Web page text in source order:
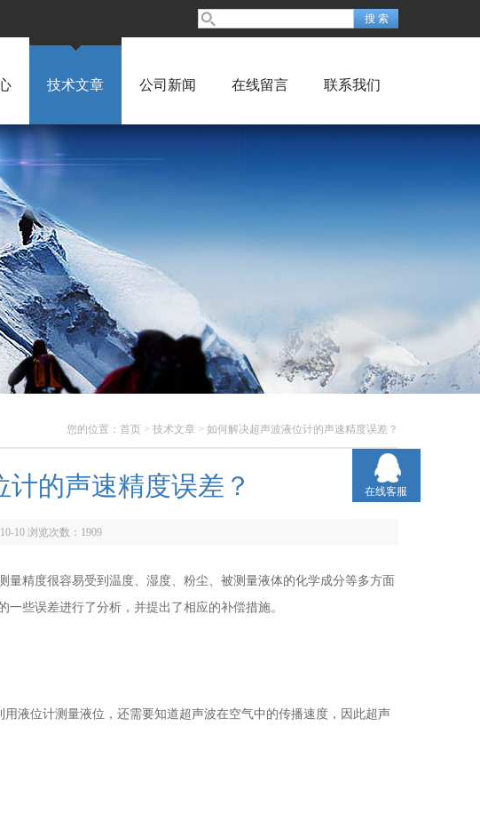
技术文章 公司新闻 在线留言 联系我们
您的位置： 首页 > 技术文章 > 如何解决超声波液位计的声速精度误差？
的声速精度误差？
10 浏览次数： 1909
量精度很容易受到温度、湿度、粉尘、被测量液体的化学成分等多方面
些误差进行了分析，并提出了相应的补偿措施。
位计测量液位，还需要知道超声波在空气中的传播速度，因此超声
在线客服